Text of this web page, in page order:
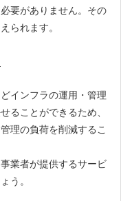
要がありません。その
られます。
インフラの運用・管理
ることができるため、
理の負荷を削減するこ
業者が提供するサービ
う。